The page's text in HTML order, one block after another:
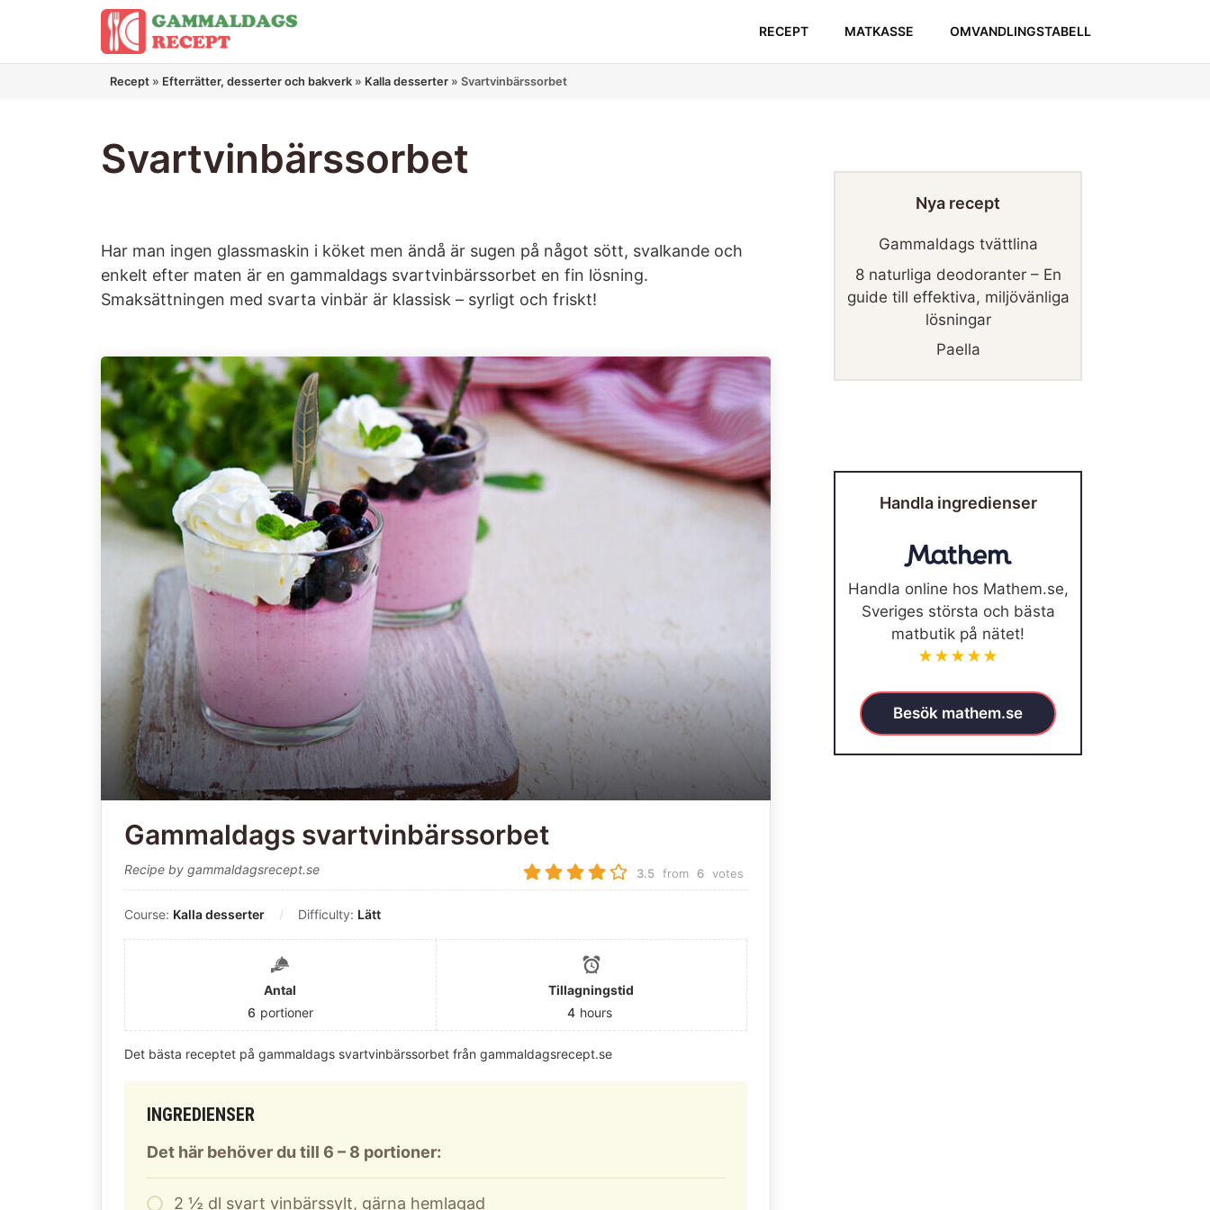
innehåll
RECEPT MATKASSE OMVANDLINGSTABELL
Recept » Efterrätter, desserter och bakverk » Kalla desserter » Svartvinbärssorbet
Svartvinbärssorbet
Har man ingen glassmaskin i köket men ändå är sugen på något sött, svalkande och
enkelt efter maten är en gammaldags svartvinbärssorbet en fin lösning.
Smaksättningen med svarta vinbär är klassisk – syrligt och friskt!
Gammaldags svartvinbärssorbet
3.5 from 6 votes
Recipe by gammaldagsrecept.se
Course: Kalla desserter Difficulty: Lätt
Antal
6 portioner
Tillagningstid
4 hours
Det bästa receptet på gammaldags svartvinbärssorbet från gammaldagsrecept.se
INGREDIENSER
Det här behöver du till 6 – 8 portioner:
2 ½ dl svart vinbärssylt, gärna hemlagad
Nya recept
Gammaldags tvättlina
8 naturliga deodoranter – En
guide till effektiva, miljövänliga
lösningar
Paella
Handla ingredienser
Handla online hos Mathem.se,
Sveriges största och bästa
matbutik på nätet!
★★★★★
Besök mathem.se